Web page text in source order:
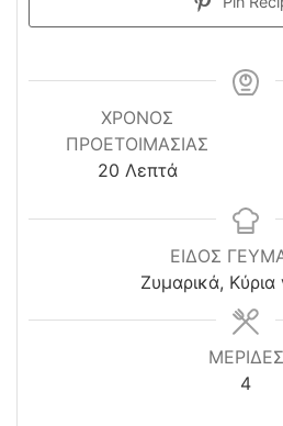
ΧΡΌΝΟΣ
ΠΡΟΕΤΟΙΜΑΣΊΑΣ
20minutes
Λεπτά
ΕΙΔΟΣ
Ζυμαρικά,
ΜΕΡΙΔΕΣ
4